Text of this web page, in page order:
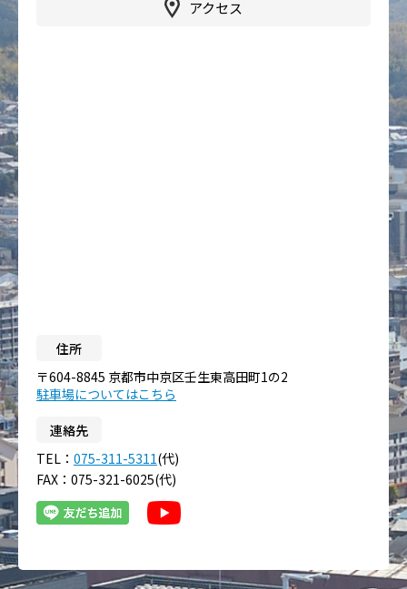
アクセス
住所
〒604-8845 京都市中京区壬生東高田町1の2
駐車場についてはこちら
連絡先
TEL： 075-311-5311(代)
FAX：075-321-6025(代)